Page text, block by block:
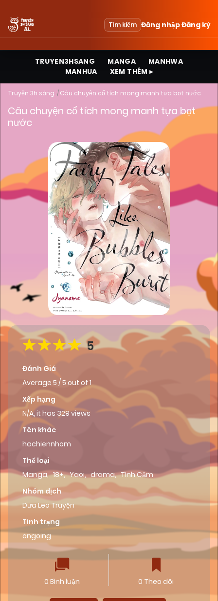
Tìm kiếm Đăng nhậpĐăng ký
TRUYEN3HSANG MANGA
MANHWA
MANHUA
XEM THÊM ▸
Truyện 3h sáng Câu chuyện cổ tích mong manh tựa bọt nước
Câu chuyện cổ tích mong manh tựa bọt
nước
5
Đánh Giá
Average 5 /5 out of 1
Xếp hạng
N/A, it has 329 views
Tên khác
hachiennhom
Thể loại
Manga, 18+, Yaoi, drama, Tình Cảm
Nhóm dịch
Dưa Leo Truyện
Tình trạng
ongoing
0 Bình luận 0 Theo dõi